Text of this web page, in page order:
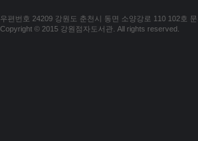
우편번호 24209 강원도 춘천시 동면 소양강로 110 102호
Copyright © 2015 강원점자도서관. All rights reserved.